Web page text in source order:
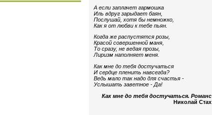
А если заплачет гармошка
Иль вдруг зарыдает баян,
Послушай, хотя бы немножко,
Как я от любви к тебе пьян.
Когда же распустятся розы,
Красой совершенной маня,
То сразу, не ведая прозы,
Лиризм наполняет меня.
Как мне до тебя достучаться
И сердце пленить навсегда?
Ведь мало так надо для счастья -
Услышать заветное - Да!
Как мне до тебя достучаться. Романс
Николай Стах